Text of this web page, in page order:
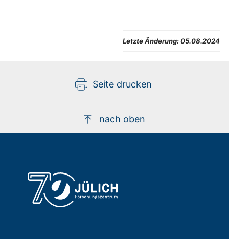
Letzte Änderung:05.08.2024
Seite drucken
nach oben